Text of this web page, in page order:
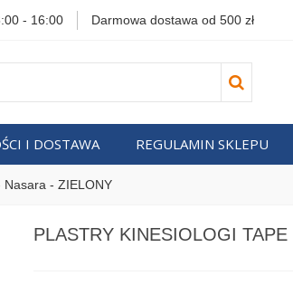
- 16:00 Darmowa dostawa od 500 zł
I DOSTAWA REGULAMIN SKLEPU
Nasara - ZIELONY
PLASTRY KINESIOLOGI